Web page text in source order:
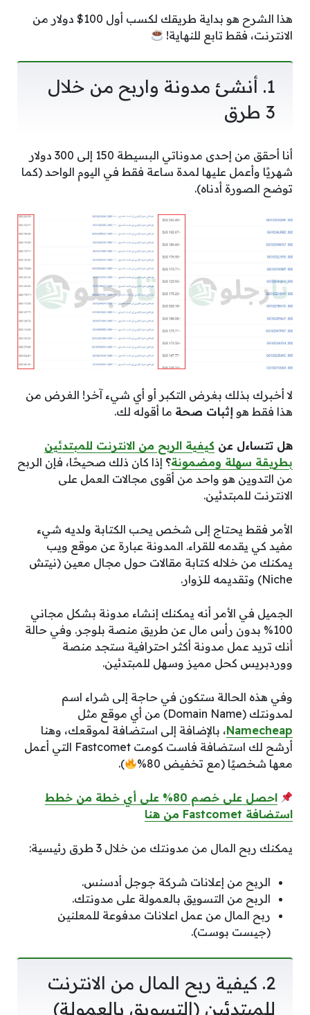
هذا الشرح هو بداية طريقك لكسب أول 100$ دولار من
الانترنت، فقط تابع للنهاية!
1. أنشئ مدونة واربح من خلال
3 طرق
أنا أحقق من إحدى مدوناتي البسيطة 150 إلى 300 دولار
شهريًا وأعمل عليها لمدة ساعة فقط في اليوم الواحد (كما
توضح الصورة أدناه).
لا أخبرك بذلك بغرض التكبر أو أي شيء آخر! الغرض من
هذا فقط هو إثبات صحة ما أقوله لك.
هل تتساءل عن كيفية الربح من الانترنت للمبتدئين
بطريقة سهلة ومضمونة؟ إذا كان ذلك صحيحًا، فإن الربح
من التدوين هو واحد من أقوى مجالات العمل على
الانترنت للمبتدئين.
الأمر فقط يحتاج إلى شخص يحب الكتابة ولديه شيء
مفيد كي يقدمه للقراء. المدونة عبارة عن موقع ويب
يمكنك من خلاله كتابة مقالات حول مجال معين (نيتش
Niche) وتقديمه للزوار.
الجميل في الأمر أنه يمكنك إنشاء مدونة بشكل مجاني
100% بدون رأس مال عن طريق منصة بلوجر. وفي حالة
أنك تريد عمل مدونة أكثر احترافية ستجد منصة
ووردبريس كحل مميز وسهل للمبتدئين.
وفي هذه الحالة ستكون في حاجة إلى شراء اسم
لمدونتك (Domain Name) من أي موقع مثل
Namecheap، بالإضافة إلى استضافة لموقعك، وهنا
أرشح لك استضافة فاست كومت Fastcomet التي أعمل
معها شخصيًا (مع تخفيض 80%
).
احصل على خصم 80% على أي خطة من خطط
استضافة Fastcomet من هنا
يمكنك ربح المال من مدونتك من خلال 3 طرق رئيسية:
الربح من إعلانات شركة جوجل أدسنس.
الربح من التسويق بالعمولة على مدونتك.
ربح المال من عمل اعلانات مدفوعة للمعلنين
(جيست بوست).
2. كيفية ربح المال من الانترنت
للمبتدئين (التسويق بالعمولة)